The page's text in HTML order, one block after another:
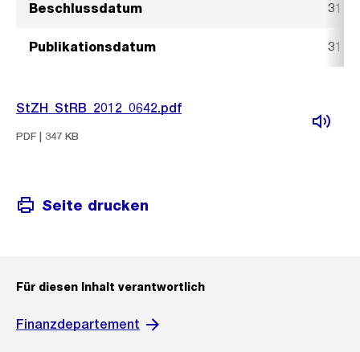
Beschlussdatum 31.
Publikationsdatum 31.
StZH_StRB_2012_0642.pdf
PDF | 347 KB
Seite drucken
Für diesen Inhalt verantwortlich
Finanzdepartement